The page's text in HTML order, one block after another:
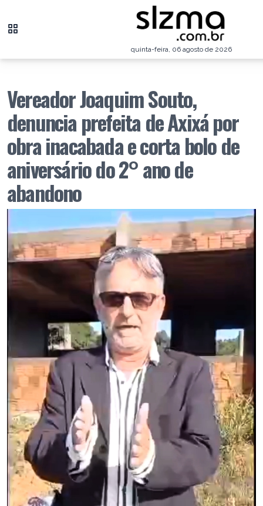
quinta-feira, 06 agosto de 2026
Vereador Joaquim Souto,
denuncia prefeita de Axixá por
obra inacabada e corta bolo de
aniversário do 2° ano de
abandono